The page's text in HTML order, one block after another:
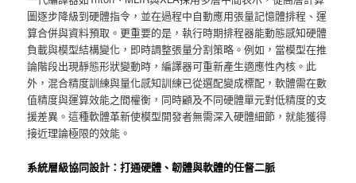
圖逐步降級到硬體指令，並在過程中自動應用張量記憶體排程、運
算合併與資料預取。更重要的是，執行時期排程器能動態感知硬體
負載與模型結構變化，即時調整張量分割策略。例如，當模型在推
論階段出現靜態形狀變動時，編譯器可重新產生適應性內核。此
外，混合精度訓練與量化感知訓練已從選配變成標配，軟體需在數
值精度與運算效能之間權衡，同時顧及不同硬體單元對低精度的支
援差異。這種軟體革新使模型開發者無需深入硬體細節，就能獲得
接近理論極限的效能。
系統層級協同設計：打通硬體、韌體與軟體的任督二脈